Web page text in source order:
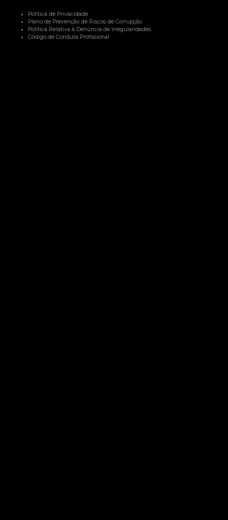
Política de Privacidade
Plano de Prevenção de Riscos de Corrupção
Política Relativa à Denúncia de Irregularidades
Código de Conduta Profissional